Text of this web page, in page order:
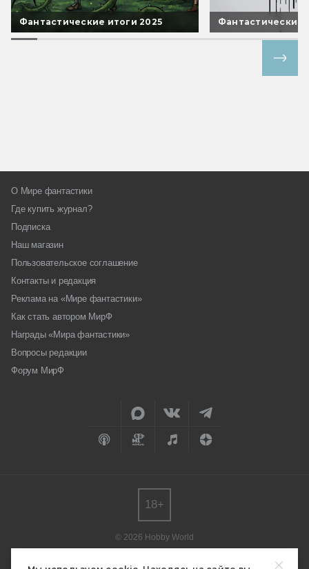
Фантастические итоги 2025 Фантастические
О Мире фантастики
Где купить журнал?
Подписка
Наш магазин
Пользовательское соглашение
Контакты и редакция
Реклама на «Мире фантастики»
Как стать автором МирФ
Награды «Мира фантастики»
Вопросы редакции
Форум МирФ
© 2026 Hobby World
редакции.
18+